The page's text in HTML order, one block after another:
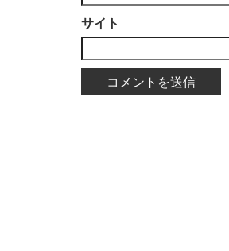
サイト